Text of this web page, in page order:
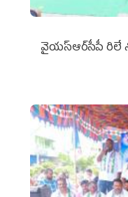
వైయ‌స్ఆర్‌సీపీ రిలే